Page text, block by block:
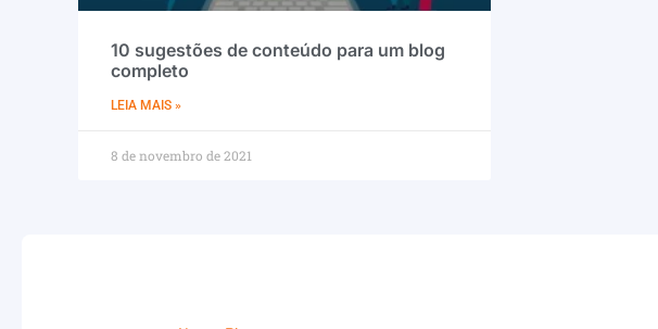
10 sugestões de conteúdo para um blog
completo
LEIA MAIS »
8 de novembro de 2021